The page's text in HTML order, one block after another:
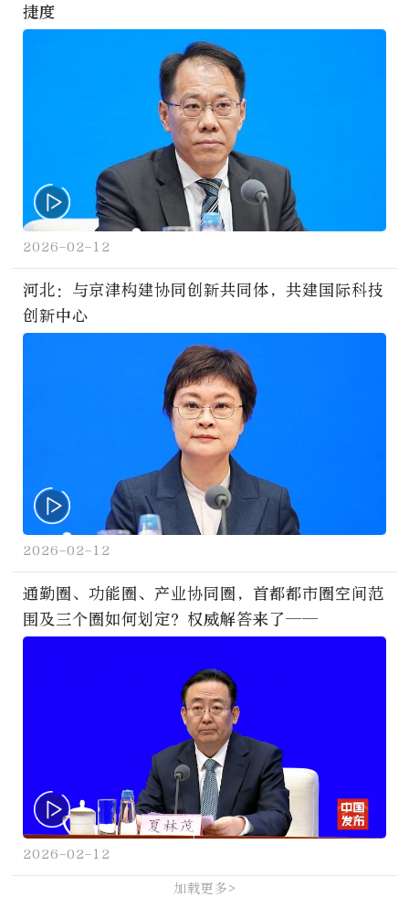
捷度
2026-02-12
河北：与京津构建协同创新共同体，共建国际科技
创新中心
2026-02-12
通勤圈、功能圈、产业协同圈，首都都市圈空间范
围及三个圈如何划定？权威解答来了——
2026-02-12
加载更多>